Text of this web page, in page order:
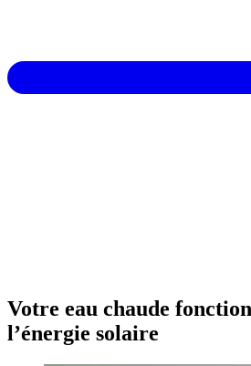
Votre eau chaude
l’énergie solaire